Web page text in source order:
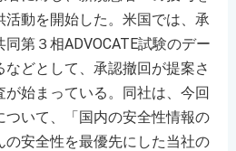
活動を開始した。米国では、承
第３相ADVOCATE試験のデー
どとして、承認撤回が提案さ
始まっている。同社は、今回
いて、「国内の安全性情報の
安全性を最優先にした当社の